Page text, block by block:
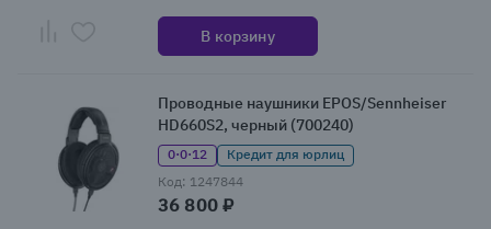
В корзину
Проводные наушники EPOS/Sennheiser
HD660S2, черный (700240)
0·0·12
Кредит для юрлиц
Код: 1247844
36 800 ₽